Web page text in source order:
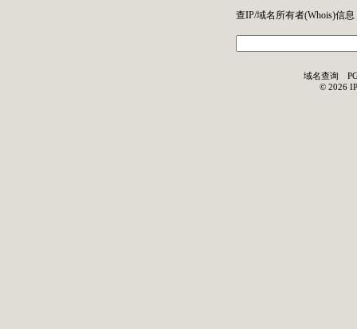
查IP/域名所有者(Whois)信息
域名查询
© 2026